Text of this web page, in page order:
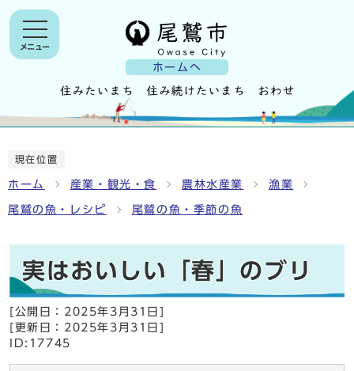
ホームへ
メニュー
現在位置
ホーム 産業・観光・食 農林水産業 漁業
尾鷲の魚・レシピ 尾鷲の魚・季節の魚
実はおいしい「春」のブリ
[公開日： 2025年3月31日
[更新日： 2025年3月31日
ID:17745